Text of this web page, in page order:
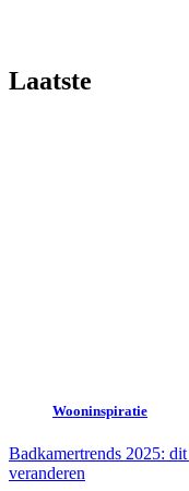
Laatste
Wooninspiratie
Badkamertrends 2025:
veranderen